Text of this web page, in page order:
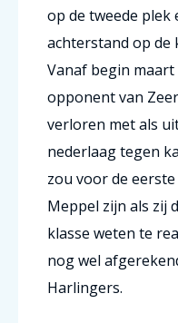
op de tweede plek
achterstand op de
Vanaf begin
opponent van
verloren met als
nederlaag tegen
zou voor de
Meppel zijn als zij
klasse weten te
nog wel
Harlingers.